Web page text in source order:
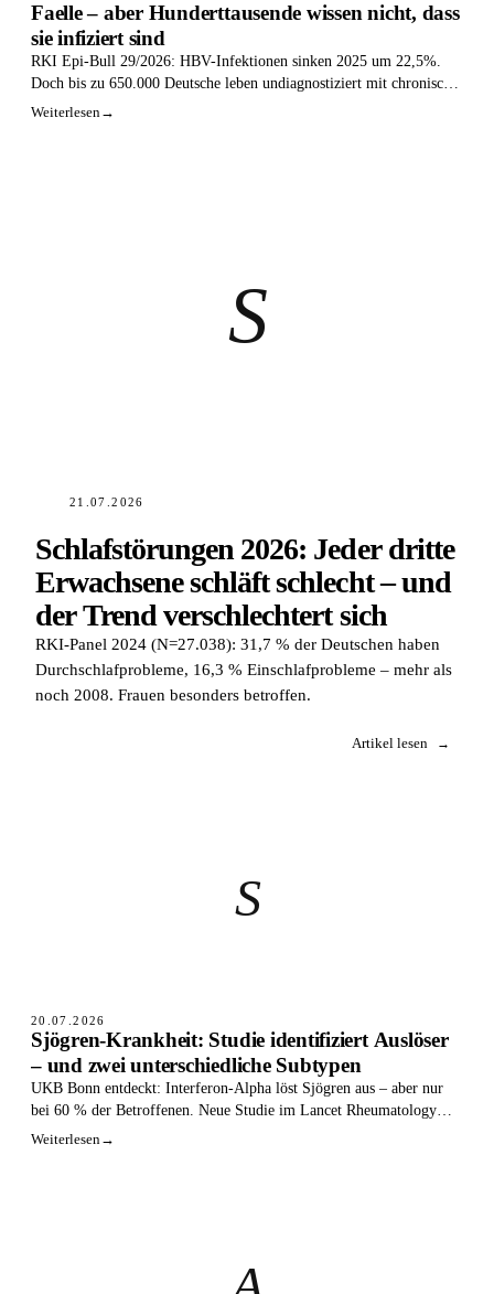
Faelle – aber Hunderttausende wissen nicht, dass
sie infiziert sind
RKI Epi-Bull 29/2026: HBV-Infektionen sinken 2025 um 22,5%.
Doch bis zu 650.000 Deutsche leben undiagnostiziert mit chronischer
Hepatitis B.
Weiterlesen→
S
21.07.2026
Schlafstörungen 2026: Jeder dritte
Erwachsene schläft schlecht – und
der Trend verschlechtert sich
RKI-Panel 2024 (N=27.038): 31,7 % der Deutschen haben
Durchschlafprobleme, 16,3 % Einschlafprobleme – mehr als
noch 2008. Frauen besonders betroffen.
Artikel lesen →
S
20.07.2026
Sjögren-Krankheit: Studie identifiziert Auslöser
– und zwei unterschiedliche Subtypen
UKB Bonn entdeckt: Interferon-Alpha löst Sjögren aus – aber nur
bei 60 % der Betroffenen. Neue Studie im Lancet Rheumatology
2026.
Weiterlesen→